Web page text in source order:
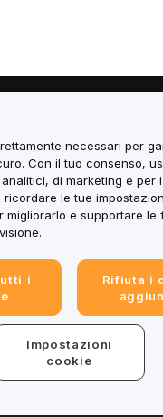
All rights reserved.
necessari per
Con il tuo consenso,
di marketing e per
le tue
migliorarlo e supportare le
i
Rifiuta i
Impostazioni
cookie